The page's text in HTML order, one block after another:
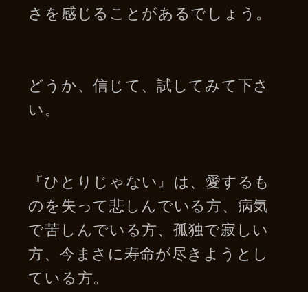
さを感じることがあるでしょう。
どうか、信じて、試してみて下さ
い。
『ひとりじゃない』は、愛するも
のを失って悲しんでいる方、病気
で苦しんでいる方、孤独で寂しい
方、今まさに寿命が尽きようとし
ている方。